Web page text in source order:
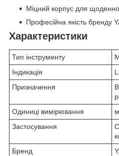
Міцний корпус для
Професійна якість бренду
Характеристики
Тип інструменту
Індикація
Призначення
Одиниці вимірювання
Застосування
Бренд